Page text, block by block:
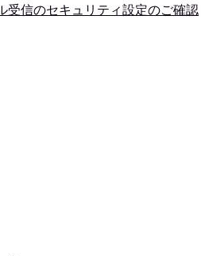
受信のセキュリティ設定のご確認